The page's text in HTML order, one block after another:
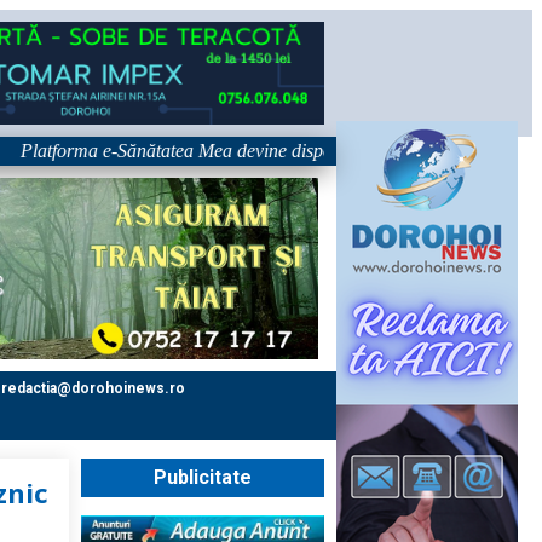
e-Sănătatea Mea devine disponibilă pe 1 septembrie:
redactia@dorohoinews.ro
Publicitate